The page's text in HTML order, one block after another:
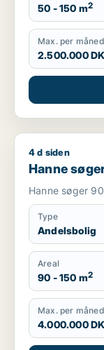
50 - 150 m2
Max. per måned
2.500.000
Hanne søger
4 d siden
Hanne
Hanne søger
Type
Andelsbolig
Areal
90 - 150 m2
Max. per måned
4.000.000